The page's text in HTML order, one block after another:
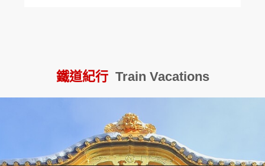
鐵道紀行 Train Vacations